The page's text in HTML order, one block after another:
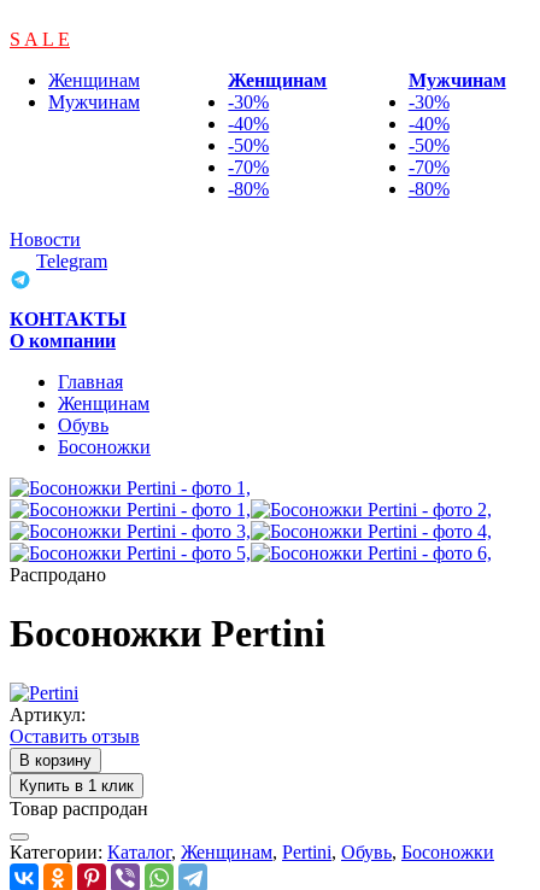
S A L E
Женщинам
Мужчинам
Женщинам
-30%
-40%
-50%
-70%
-80%
Мужчинам
-30%
-40%
-50%
-70%
-80%
Новости
Telegram
КОНТАКТЫ
О компании
Главная
Женщинам
Обувь
Босоножки
Распродано
Босоножки Pertini
Артикул:
Оставить отзыв
В корзину
Купить в 1 клик
Товар распродан
Категории: Каталог, Женщинам, Pertini, Обувь, Босоножки